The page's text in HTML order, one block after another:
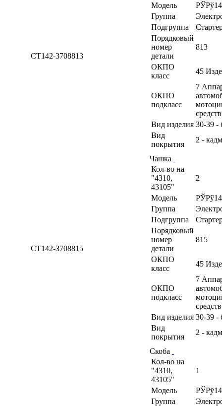
СТ142-3708813
Модель
Группа
Подгруппа
Порядковый
номер
детали
813
ОКПО
класс
45
ОКПО
подкласс
7
Вид изделия 30-39 -
Вид
покрытия
2 -
СТ142-3708815
Чашка
Кол-во на
"4310,
43105"
2
Модель
Группа
Подгруппа
Порядковый
номер
детали
815
ОКПО
класс
45
ОКПО
подкласс
7
Вид изделия 30-39 -
Вид
покрытия
2 -
Скоба
Кол-во на
"4310,
43105"
1
Модель
Группа